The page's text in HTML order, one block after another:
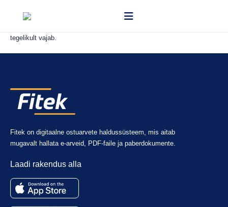
Jah, enamikku mooduleid saab tellida eraldi, mis võimaldab kulusid
tegelikult vajab.
Fitek on digitaalne ostuarvete haldussüsteem, mis aitab
mugavalt hallata e-arveid, PDF-faile ja paberdokumente.
Laadi rakendus alla